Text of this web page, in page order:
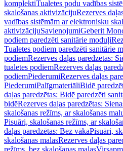
komplektiTualetes podu vadības
skalošanas aktivizācijuRezerves
vadības sistēmām ar elektronisku
aktivizācijuSavienojumiGeberit
podiem paredzēti sanitārie moduļi
Tualetes podiem paredzēti sanitārie
podiemRezerves daļas paredzētas:
tualetes podiemRezerves daļas
podiemPiederumiRezerves daļas
PiederumiPalīgmateriāliBidē
daļas paredzētas: Bidē paredzēti
bidēRezerves daļas paredzētas:
skalošanas režīms, ar skalošanas
Pisuāri, skalošanas režīms, ar
daļas paredzētas: Bez vākaPisuāri,
skalošanas malasRezerves daļas
režīms, bez skalošanas malas